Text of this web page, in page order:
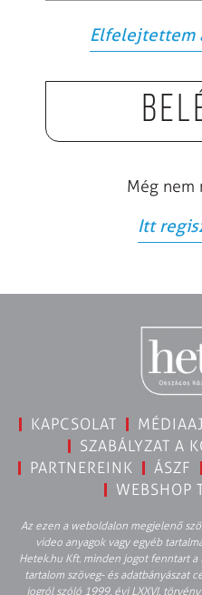
Elfelejtettem
Még nem
Itt
KAPCSOLAT
SZABÁLYZAT A
PARTNEREINK
ÁSZF
WEBSHOP
Az ezen a weboldalon megjelenő
video anyagok vagy egyéb
Hetek.hu Kft. minden jogot fenntart
tartalom szöveg- és adatbányászat
jogról szóló 1999. évi LXXVI.